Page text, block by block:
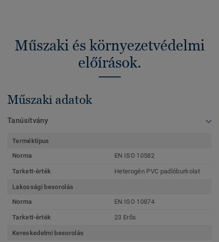
Műszaki és környezetvédelmi
előírások.
Műszaki adatok
Tanúsítvány
Terméktípus
Norma
EN ISO 10582
Tarkett-érték Heterogén PVC padlóburkolat
Lakossági besorolás
Norma
EN ISO 10874
Tarkett-érték 23 Erős
Kereskedelmi besorolás